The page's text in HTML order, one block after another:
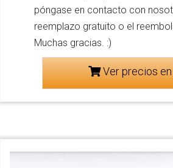
póngase en contacto con
reemplazo gratuito o el
Muchas gracias. :)
Ver precios